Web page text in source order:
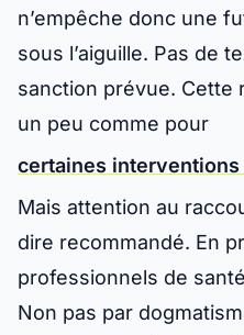
n’empêche donc une
sous l’aiguille. Pas de
sanction prévue. Cette
un peu comme pour
certaines interventions
Mais attention au
dire recommandé. En
professionnels de
Non pas par